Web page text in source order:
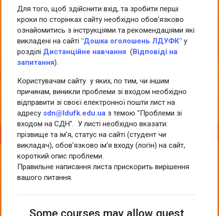
Для того, щоб здійснити вхід, та зробити перші
кроки по сторінках сайту необхідно обов'язково
ознайомитись з інструкціями та рекомендаціями які
викладені на сайті "Дошка оголошень ЛДУФК" у
розділі Дистанційне навчання (Відповіді на
запитання).
Користувачам сайту у яких, по тим, чи іншим
причинам, виникли проблеми зі входом необхідно
відправити зі своєї електронної пошти лист на
адресу sdn@ldufk.edu.ua з темою "Проблеми зі
входом на СДН". У листі необхідно вказати:
прізвище та ім'я, статус на сайті (студент чи
викладач), обов'язково ім'я входу (логін) на сайт,
короткий опис проблеми.
Правильне написання листа прискорить вирішення
вашого питання.
Some courses may allow guest